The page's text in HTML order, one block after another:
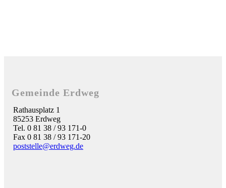
Gemeinde Erdweg
Rathausplatz 1
85253 Erdweg
Tel. 0 81 38 / 93 171-0
Fax 0 81 38 / 93 171-20
poststelle@erdweg.de